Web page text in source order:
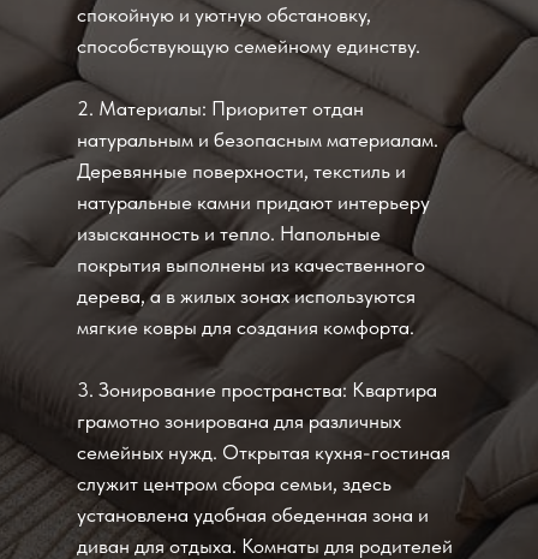
спокойную и уютную обстановку,
способствующую семейному единству.
2. Материалы: Приоритет отдан
натуральным и безопасным материалам.
Деревянные поверхности, текстиль и
натуральные камни придают интерьеру
изысканность и тепло. Напольные
покрытия выполнены из качественного
дерева, а в жилых зонах используются
мягкие ковры для создания комфорта.
3. Зонирование пространства: Квартира
грамотно зонирована для различных
семейных нужд. Открытая кухня-гостиная
служит центром сбора семьи, здесь
установлена удобная обеденная зона и
диван для отдыха. Комнаты для родителей